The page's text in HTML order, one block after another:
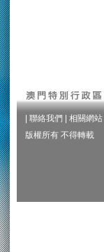
聯絡我們 相關網站
版權所有 不得轉載